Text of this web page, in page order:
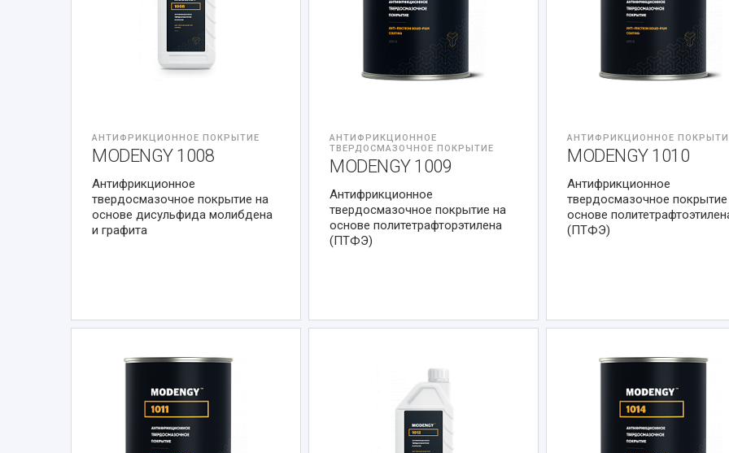
АНТИФРИКЦИОННОЕ ПОКРЫТИЕ
MODENGY 1008
Антифрикционное
твердосмазочное покрытие на
основе дисульфида молибдена
и графита
АНТИФРИКЦИОННОЕ
ТВЕРДОСМАЗОЧНОЕ ПОКРЫТИЕ
MODENGY 1009
Антифрикционное
твердосмазочное покрытие на
основе политетрафторэтилена
(ПТФЭ)
АНТИФРИКЦИОННОЕ
MODENGY 1010
Антифрикционное
твердосмазочное
основе
(ПТФЭ)